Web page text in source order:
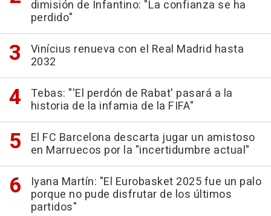
dimisión de Infantino: "La confianza se ha
perdido"
Vinícius renueva con el Real Madrid hasta
2032
Tebas: "'El perdón de Rabat' pasará a la
historia de la infamia de la FIFA"
El FC Barcelona descarta jugar un amistoso
en Marruecos por la "incertidumbre actual"
Iyana Martín: "El Eurobasket 2025 fue un palo
porque no pude disfrutar de los últimos
partidos"